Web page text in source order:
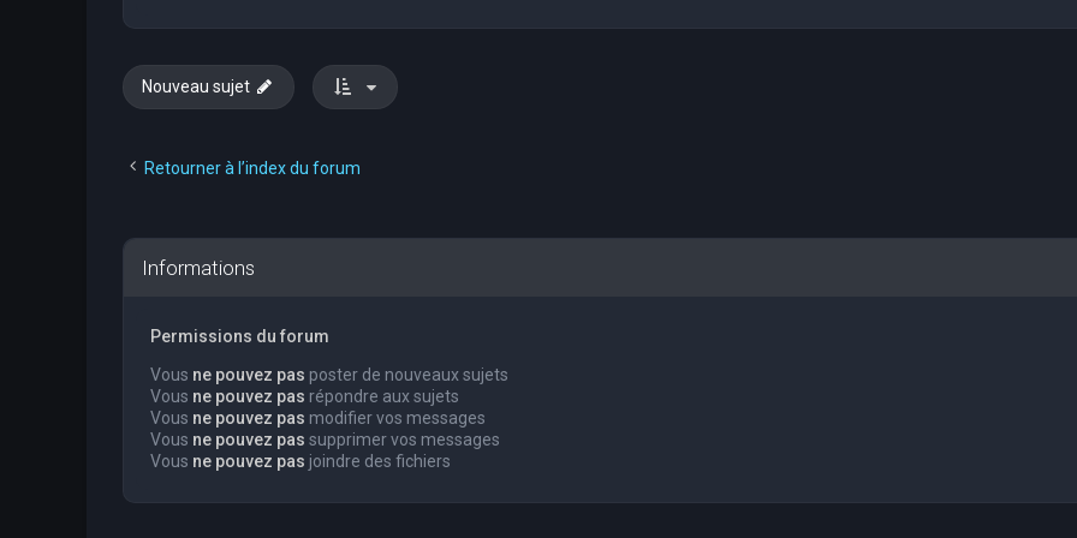
Nouveau sujet
Retourner à l’index du forum
Informations
Permissions du forum
Vous ne pouvez pas poster de nouveaux sujets
Vous ne pouvez pas répondre aux sujets
Vous ne pouvez pas modifier vos messages
Vous ne pouvez pas supprimer vos messages
Vous ne pouvez pas joindre des fichiers